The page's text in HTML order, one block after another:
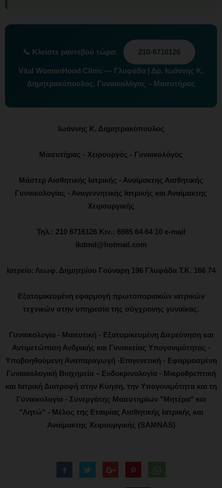
📞 Κλείστε ραντεβού τώρα: 210-6716126
Vital WomanHood Clinic — Γλυφάδα | Δρ. Ιωάννης Κ.
Δημητρακόπουλος, Γυναικολόγος – Μαιευτήρας
Ιωάννης Κ. Δημητρακόπουλος
Μαιευτήρας - Χειρουργός - Γυναικολόγος
Μάστερ Αισθητικής Ιατρικής - Αναίμακτης Αισθητικής
Γυναικολογίας - Αναγεννητικής Ιατρικής και Αναίμακτης
Χειρουργικής
Τηλ.: 210 6716126 Κιν.: 6985 64 64 10 e-mail
ikdmd@hotmail.com
Ιατρείο: Λεωφ. Δημητρίου Γούναρη 196 Γλυφάδα Τ.Κ. 166 74
Εξατομικευμένη εφαρμογή πρωτοποριακών ιατρικών
τεχνικών στην υπηρεσία της σύγχρονης γυναίκας.
Γυναικολογία - Μαιευτική - Εξατομικευμένη Διερεύνηση και
Αντιμετώπιση Ανδρικής και Γυναικείας Υπογονιμότητας -
Υποβοηθούμενη Αναπαραγωγή -Επιγενετική - Εφαρμοσμένη
Γυναικολογική Βιοχημεία – Ενδοκρινολογία - Μικροθρεπτική
και Ιατρική Διατροφή στην Κύηση, την Υπογονιμότητα και τη
Γυναικολογία - Συνεργάτης Μαιευτηρίων "Μητέρα" και
"Λητώ" - Μέλος της Εταιρίας Αισθητικής Ιατρικής και
Αναίμακτης Χειρουργικής (SAMNAS)